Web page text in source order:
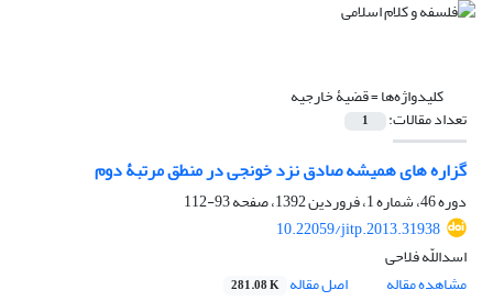
کلیدواژه‌ها =قضیۀ خارجیه
تعداد مقالات: 1
گزاره های همیشه صادق نزد خونجی در منطق مرتبۀ دوم
دوره 46، شماره 1، فروردین 1392، صفحه
93-112
10.22059/jitp.2013.31938
اسداللّه فلاحی
مشاهده مقاله
اصل مقاله 281.08 K